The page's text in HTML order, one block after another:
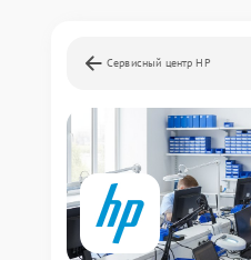
Сервисный центр HP